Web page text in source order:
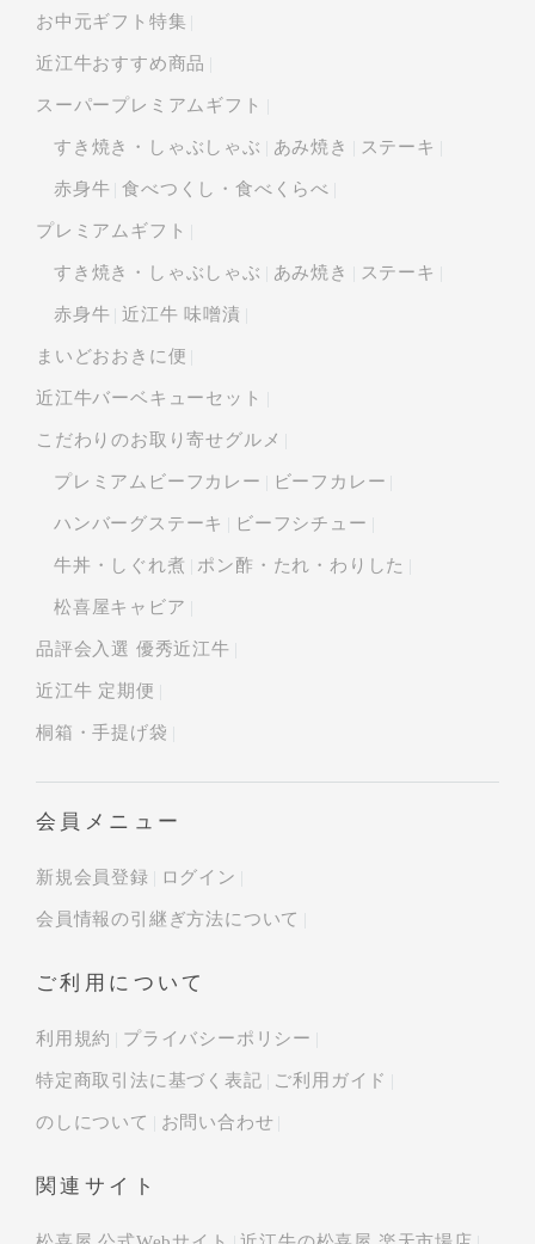
お中元ギフト特集
近江牛おすすめ商品
スーパープレミアムギフト
すき焼き・しゃぶしゃぶ あみ焼き ステーキ
赤身牛 食べつくし・食べくらべ
プレミアムギフト
すき焼き・しゃぶしゃぶ あみ焼き ステーキ
赤身牛 近江牛 味噌漬
まいどおおきに便
近江牛バーベキューセット
こだわりのお取り寄せグルメ
プレミアムビーフカレー ビーフカレー
ハンバーグステーキ ビーフシチュー
牛丼・しぐれ煮 ポン酢・たれ・わりした
松喜屋キャビア
品評会入選 優秀近江牛
近江牛 定期便
桐箱・手提げ袋
会員メニュー
新規会員登録 ログイン
会員情報の引継ぎ方法について
ご利用について
利用規約 プライバシーポリシー
特定商取引法に基づく表記 ご利用ガイド
のしについて お問い合わせ
関連サイト